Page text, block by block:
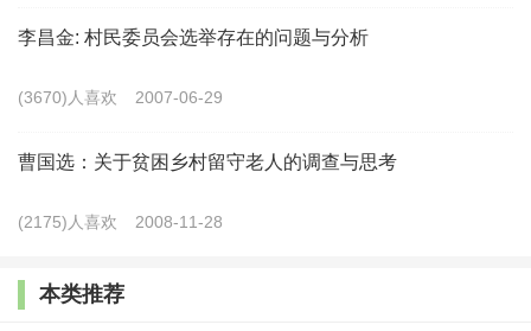
思主义的观点，人类不仅享受着劳动创造出的物质资
农民本来是崇尚劳动的群体，他们靠自己的辛勤劳动生
产出满足自己需要的产品，并把对家庭的责任与对生产
发自内心的喜悦和幸福。但是，我们也看到在人们摆脱
在一些村庄里，田里干农活的多是六七十岁的老人，年
李昌金: 村民委员会选举存在的问题与分析
(3670)人喜欢 2007-06-29
曹国选：关于贫困乡村留守老人的调查与思考
(2175)人喜欢 2008-11-28
本类推荐